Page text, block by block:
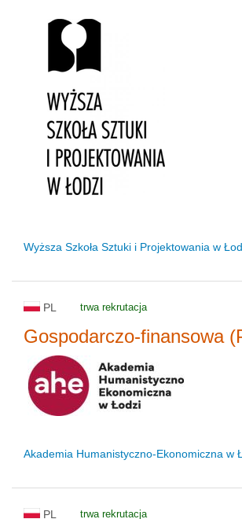
Wyższa Szkoła Sztuki i Projektowania w
PL trwa rekrutacja
Gospodarczo-finansowa
Akademia Humanistyczno-Ekonomiczna w
PL trwa rekrutacja